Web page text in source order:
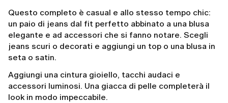
Questo completo è casual e allo stesso tempo chic:
un paio di jeans dal fit perfetto abbinato a una blusa
elegante e ad accessori che si fanno notare. Scegli
jeans scuri o decorati e aggiungi un top o una blusa in
seta o satin.
Aggiungi una cintura gioiello, tacchi audaci e
accessori luminosi. Una giacca di pelle completerà il
look in modo impeccabile.